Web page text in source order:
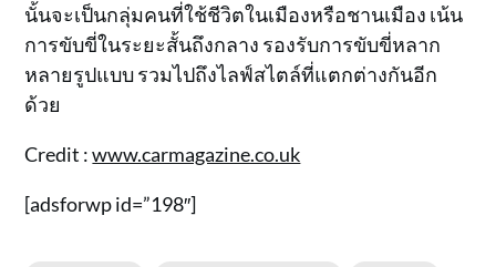
นั้นจะเป็นกลุ่มคนที่ใช้ชีวิตในเมืองหรือชานเมือง เน้น
การขับขี่ในระยะสั้นถึงกลาง รองรับการขับขี่หลาก
หลายรูปแบบ รวมไปถึงไลฟ์สไตล์ที่แตกต่างกันอีก
ด้วย
Credit :www.carmagazine.co.uk
[adsforwp id=”198″]